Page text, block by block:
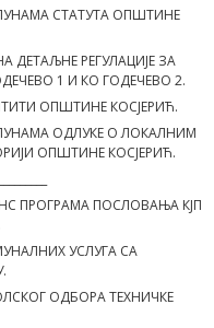
СТАТУТА ОПШТИНЕ
РЕГУЛАЦИЈЕ ЗА
1 И КО ГОДЕЧЕВО 2.
ОПШТИНЕ КОСЈЕРИЋ.
ОДЛУКЕ О ЛОКАЛНИМ
ОПШТИНЕ КОСЈЕРИЋ.
ПРОГРАМА ПОСЛОВАЊА КЈП
УСЛУГА СА
ОДБОРА ТЕХНИЧКЕ